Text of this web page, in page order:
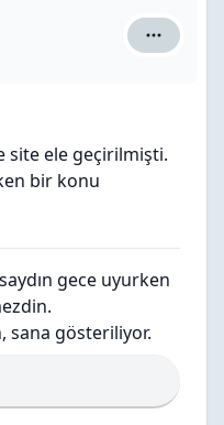
site ele geçirilmişti.
bir konu
gece uyurken
sana gösteriliyor.